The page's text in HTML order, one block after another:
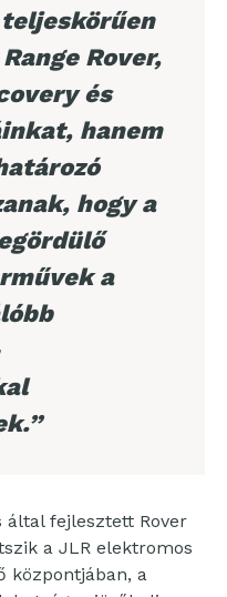
Rover,
és
hanem
hogy a
a
által fejlesztett Rover
a JLR elektromos
központjában, a